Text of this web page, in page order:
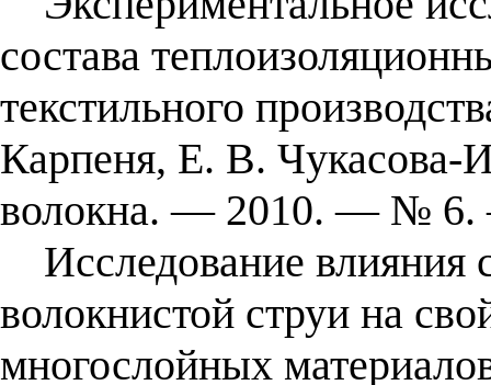
состава
текстильного
Карпеня, Е. В.
волокна. — 2010. — №
Исследование влияния
волокнистой струи на
многослойных